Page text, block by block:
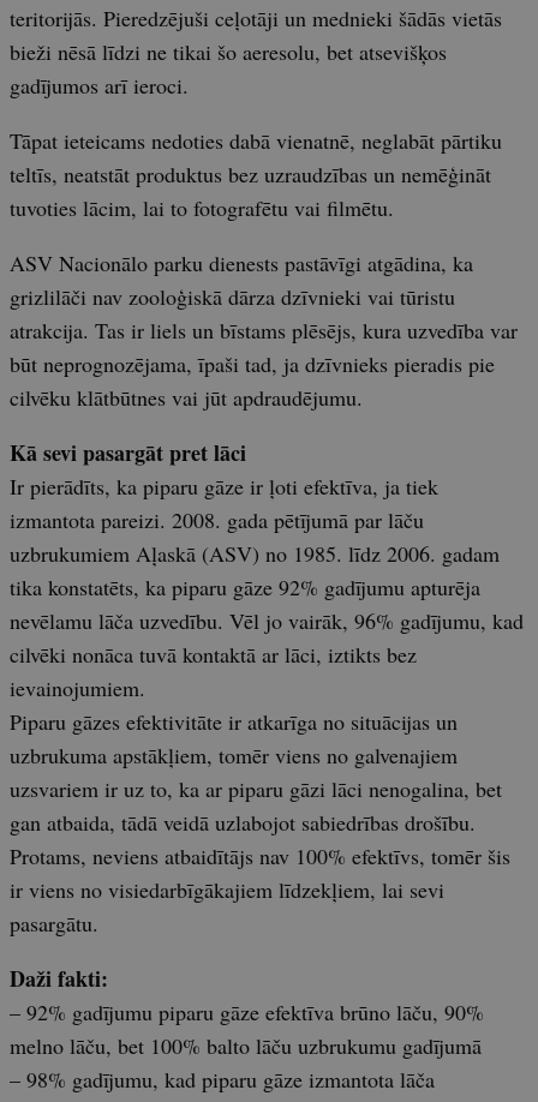
teritorijās. Pieredzējuši ceļotāji un mednieki šādās vietās
bieži nēsā līdzi ne tikai šo aeresolu, bet atsevišķos
gadījumos arī ieroci.
Tāpat ieteicams nedoties dabā vienatnē, neglabāt pārtiku
teltīs, neatstāt produktus bez uzraudzības un nemēģināt
tuvoties lācim, lai to fotografētu vai filmētu.
ASV Nacionālo parku dienests pastāvīgi atgādina, ka
grizlilāči nav zooloģiskā dārza dzīvnieki vai tūristu
atrakcija. Tas ir liels un bīstams plēsējs, kura uzvedība var
būt neprognozējama, īpaši tad, ja dzīvnieks pieradis pie
cilvēku klātbūtnes vai jūt apdraudējumu.
Kā sevi pasargāt pret lāci
Ir pierādīts, ka piparu gāze ir ļoti efektīva, ja tiek
izmantota pareizi. 2008. gada pētījumā par lāču
uzbrukumiem Aļaskā (ASV) no 1985. līdz 2006. gadam
tika konstatēts, ka piparu gāze 92% gadījumu apturēja
nevēlamu lāča uzvedību. Vēl jo vairāk, 96% gadījumu, kad
cilvēki nonāca tuvā kontaktā ar lāci, iztikts bez
ievainojumiem.
Piparu gāzes efektivitāte ir atkarīga no situācijas un
uzbrukuma apstākļiem, tomēr viens no galvenajiem
uzsvariem ir uz to, ka ar piparu gāzi lāci nenogalina, bet
gan atbaida, tādā veidā uzlabojot sabiedrības drošību.
Protams, neviens atbaidītājs nav 100% efektīvs, tomēr šis
ir viens no visiedarbīgākajiem līdzekļiem, lai sevi
pasargātu.
Daži fakti:
– 92% gadījumu piparu gāze efektīva brūno lāču, 90%
melno lāču, bet 100% balto lāču uzbrukumu gadījumā
– 98% gadījumu, kad piparu gāze izmantota lāča